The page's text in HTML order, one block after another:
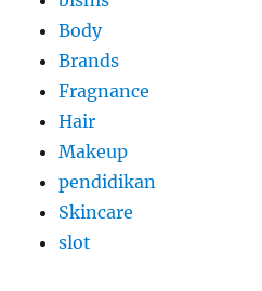
Body
Brands
Fragnance
Hair
Makeup
pendidikan
Skincare
slot